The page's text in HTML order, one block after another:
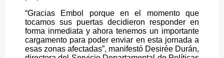
“Gracias Embol porque en el momento que
tocamos sus puertas decidieron responder en
forma inmediata y ahora tenemos un importante
cargamento para poder enviar en esta jornada a
esas zonas afectadas”, manifestó Desirée Durán,